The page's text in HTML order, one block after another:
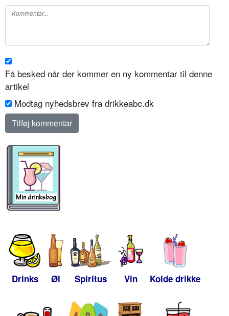
Få besked når der kommer en ny kommentar til denne
artikel
Modtag nyhedsbrev fra drikkeabc.dk
Drinks Øl Spiritus Vin Kolde drikke